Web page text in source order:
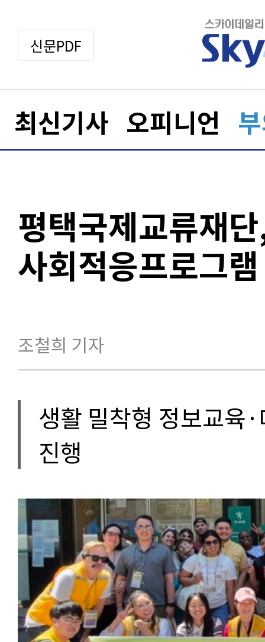
신문PDF
최신기사 오피니언
평택국제교류재
사회적응프로그
조철희 기자
생활 밀착형 정보교육
진행